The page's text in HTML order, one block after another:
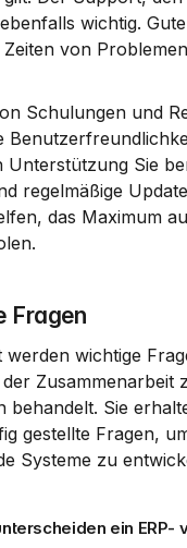
wichtig.
von
Schulungen und
Sie
regelmäßige
das Maximum
Fragen
Zusammenarbeit
behandelt. Sie
gestellte Fragen,
Systeme zu
ein ERP-